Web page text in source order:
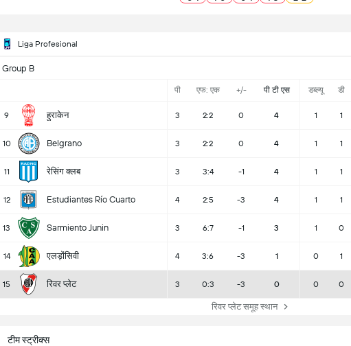
Liga Profesional
Group B
पी एफ: एक +/- पी टी एस डब्ल्यू डी
9 हुराकेन 3 2:2 0 4 1 1
10 Belgrano 3 2:2 0 4 1 1
11 रेसिंग क्लब 3 3:4 -1 4 1 1
12 Estudiantes Río Cuarto 4 2:5 -3 4 1 1
13 Sarmiento Junin 3 6:7 -1 3 1 0
14 एलड़ोंसिवी 4 3:6 -3 1 0 1
15 रिवर प्लेट 3 0:3 -3 0 0 0
रिवर प्लेट समूह स्थान
टीम स्ट्रीक्स